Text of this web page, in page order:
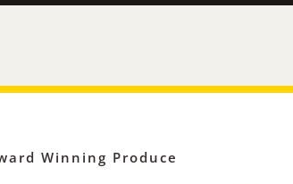
Winning Produce